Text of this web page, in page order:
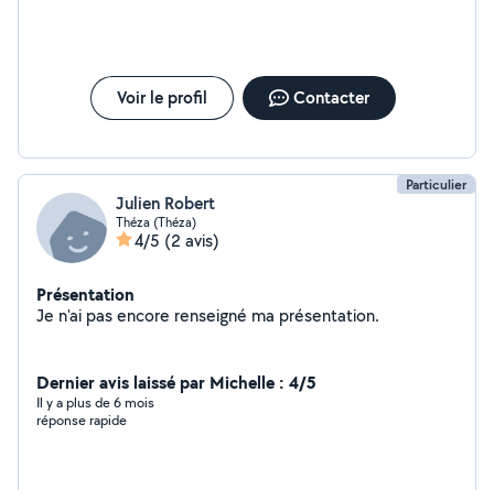
Voir le profil Contacter
Particulier
Julien Robert
Théza (Théza)
4/5 (2 avis)
Présentation
Je n'ai pas encore renseigné ma présentation.
Dernier avis laissé par Michelle : 4/5
Il y a plus de 6 mois
réponse rapide